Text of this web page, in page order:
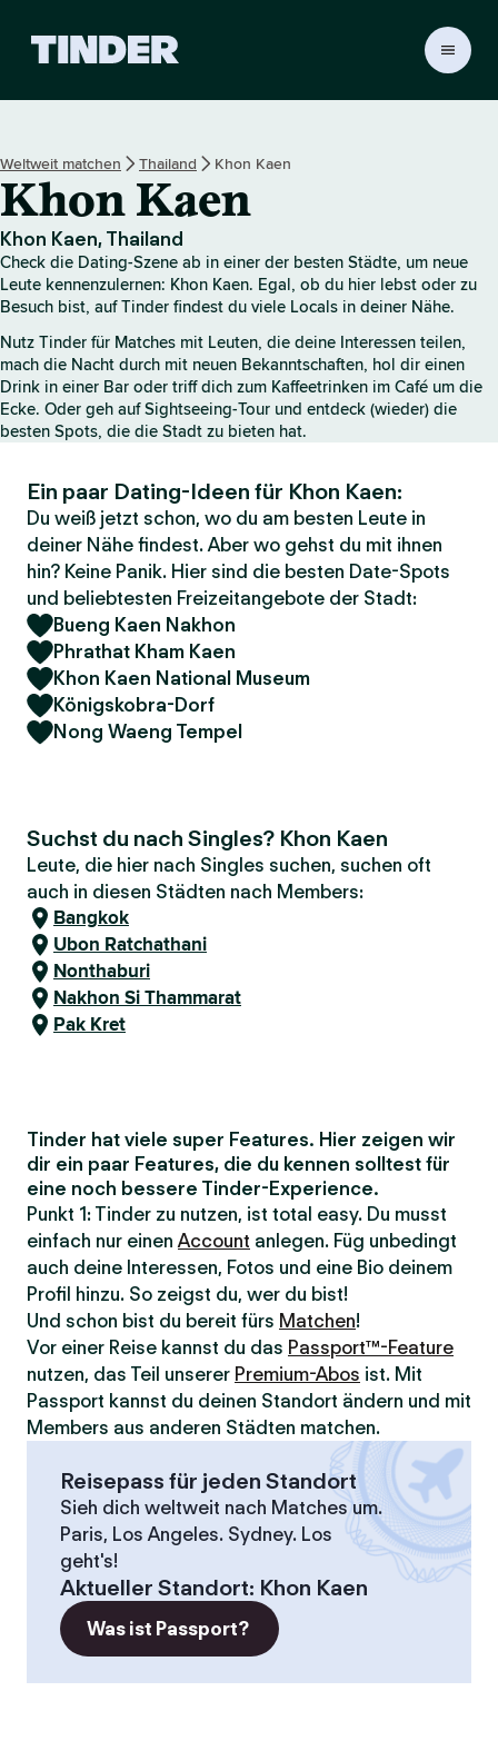
r
-
S
a
r
t
e
i
t
e
Weltweit matchen Thailand Khon Kaen
Khon Kaen
Khon Kaen, Thailand
Check die Dating-Szene ab in einer der besten Städte, um neue
Leute kennenzulernen: Khon Kaen. Egal, ob du hier lebst oder zu
Besuch bist, auf Tinder findest du viele Locals in deiner Nähe.
Nutz Tinder für Matches mit Leuten, die deine Interessen teilen,
mach die Nacht durch mit neuen Bekanntschaften, hol dir einen
Drink in einer Bar oder triff dich zum Kaffeetrinken im Café um die
Ecke. Oder geh auf Sightseeing-Tour und entdeck (wieder) die
besten Spots, die die Stadt zu bieten hat.
Ein paar Dating-Ideen für Khon Kaen:
Du weiß jetzt schon, wo du am besten Leute in
deiner Nähe findest. Aber wo gehst du mit ihnen
hin? Keine Panik. Hier sind die besten Date-Spots
und beliebtesten Freizeitangebote der Stadt:
Bueng Kaen Nakhon
Phrathat Kham Kaen
Khon Kaen National Museum
Königskobra-Dorf
Nong Waeng Tempel
Suchst du nach Singles? Khon Kaen
Leute, die hier nach Singles suchen, suchen oft
auch in diesen Städten nach Members:
Bangkok
Ubon Ratchathani
Nonthaburi
Nakhon Si Thammarat
Pak Kret
Tinder hat viele super Features. Hier zeigen wir
dir ein paar Features, die du kennen solltest für
eine noch bessere Tinder-Experience.
Punkt 1: Tinder zu nutzen, ist total easy. Du musst
einfach nur einenAccount anlegen. Füg unbedingt
auch deine Interessen, Fotos und eine Bio deinem
Profil hinzu. So zeigst du, wer du bist!
Und schon bist du bereit fürs Matchen!
Vor einer Reise kannst du das Passport™-Feature
nutzen, das Teil unserer Premium-Abos ist. Mit
Passport kannst du deinen Standort ändern und mit
Members aus anderen Städten matchen.
Reisepass für jeden Standort
Sieh dich weltweit nach Matches um.
Paris, Los Angeles. Sydney. Los
geht's!
Aktueller Standort: Khon Kaen
Was ist Passport?